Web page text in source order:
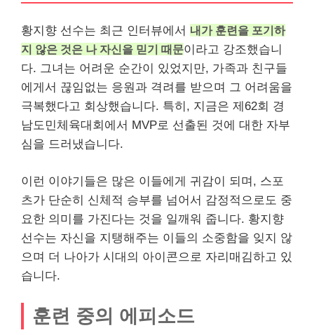
황지향 선수는 최근 인터뷰에서 내가 훈련을 포기하
지 않은 것은 나 자신을 믿기 때문이라고 강조했습니
다. 그녀는 어려운 순간이 있었지만, 가족과 친구들
에게서 끊임없는 응원과 격려를 받으며 그 어려움을
극복했다고 회상했습니다. 특히, 지금은 제62회 경
남도민체육대회에서 MVP로 선출된 것에 대한 자부
심을 드러냈습니다.
이런 이야기들은 많은 이들에게 귀감이 되며, 스포
츠가 단순히 신체적 승부를 넘어서 감정적으로도 중
요한 의미를 가진다는 것을 일깨워 줍니다. 황지향
선수는 자신을 지탱해주는 이들의 소중함을 잊지 않
으며 더 나아가 시대의 아이콘으로 자리매김하고 있
습니다.
훈련 중의 에피소드